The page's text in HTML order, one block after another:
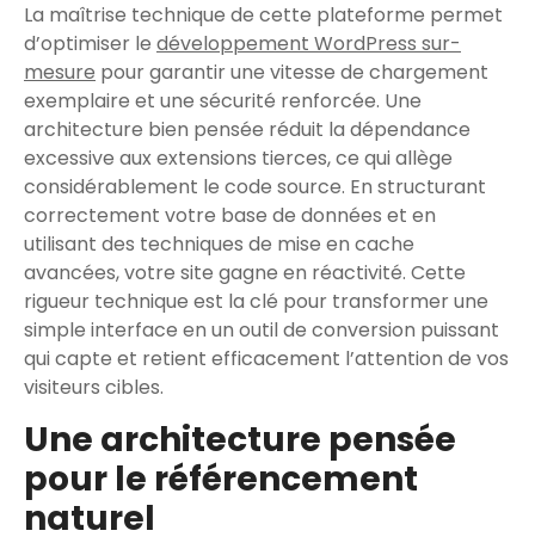
La maîtrise technique de cette plateforme permet
d’optimiser le développement WordPress sur-
mesure pour garantir une vitesse de chargement
exemplaire et une sécurité renforcée. Une
architecture bien pensée réduit la dépendance
excessive aux extensions tierces, ce qui allège
considérablement le code source. En structurant
correctement votre base de données et en
utilisant des techniques de mise en cache
avancées, votre site gagne en réactivité. Cette
rigueur technique est la clé pour transformer une
simple interface en un outil de conversion puissant
qui capte et retient efficacement l’attention de vos
visiteurs cibles.
Une architecture pensée
pour le référencement
naturel